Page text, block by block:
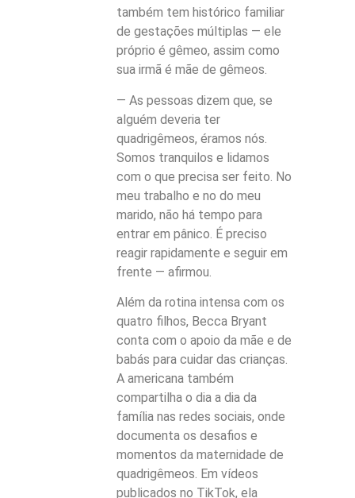
também tem histórico familiar
de gestações múltiplas — ele
próprio é gêmeo, assim como
sua irmã é mãe de gêmeos.
— As pessoas dizem que, se
alguém deveria ter
quadrigêmeos, éramos nós.
Somos tranquilos e lidamos
com o que precisa ser feito. No
meu trabalho e no do meu
marido, não há tempo para
entrar em pânico. É preciso
reagir rapidamente e seguir em
frente — afirmou.
Além da rotina intensa com os
quatro filhos, Becca Bryant
conta com o apoio da mãe e de
babás para cuidar das crianças.
A americana também
compartilha o dia a dia da
família nas redes sociais, onde
documenta os desafios e
momentos da maternidade de
quadrigêmeos. Em vídeos
publicados no TikTok, ela